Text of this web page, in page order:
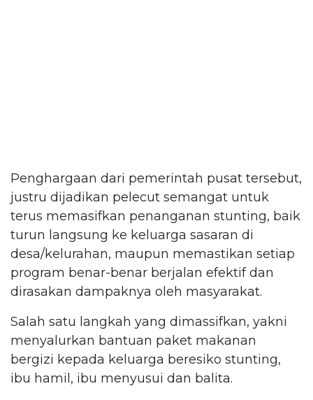
Penghargaan dari pemerintah pusat tersebut,
justru dijadikan pelecut semangat untuk
terus memasifkan penanganan stunting, baik
turun langsung ke keluarga sasaran di
desa/kelurahan, maupun memastikan setiap
program benar-benar berjalan efektif dan
dirasakan dampaknya oleh masyarakat.
Salah satu langkah yang dimassifkan, yakni
menyalurkan bantuan paket makanan
bergizi kepada keluarga beresiko stunting,
ibu hamil, ibu menyusui dan balita.